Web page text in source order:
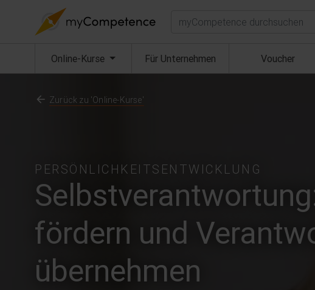
Suchen
Online-Kurse (aktuell) Für Unternehmen Voucher
PERSÖNLICHKEITSENTWICKLUNG
fördern und
übernehmen
Zurück zu 'Online-Kurse'